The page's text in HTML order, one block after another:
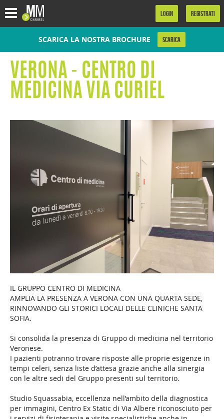
LOGIN REGISTRATI
SCARICA LA NOSTRA BROCHURE SCARICA
VERONA - CENTRO DI
MEDICINA VIA CURIEL
IL GRUPPO CENTRO DI MEDICINA
AMPLIA LA PRESENZA A VERONA CON UNA QUARTA SEDE,
RINNOVANDO GLI STORICI LOCALI DELLE CLINICHE SANTA
SOFIA.
Si consolida la presenza di Gruppo di medicina nel territorio
Veronese.
I pazienti potranno trovare risposte alle proprie esigenze in
tempi celeri, senza liste d’attesa grazie anche alla sinergia
con le altre sedi del Gruppo presenti sul territorio.
Studio Squassabia, eccellenza nell’ambito della diagnostica
per immagini, Centro Ex Static di Via Albere riconosciuto per